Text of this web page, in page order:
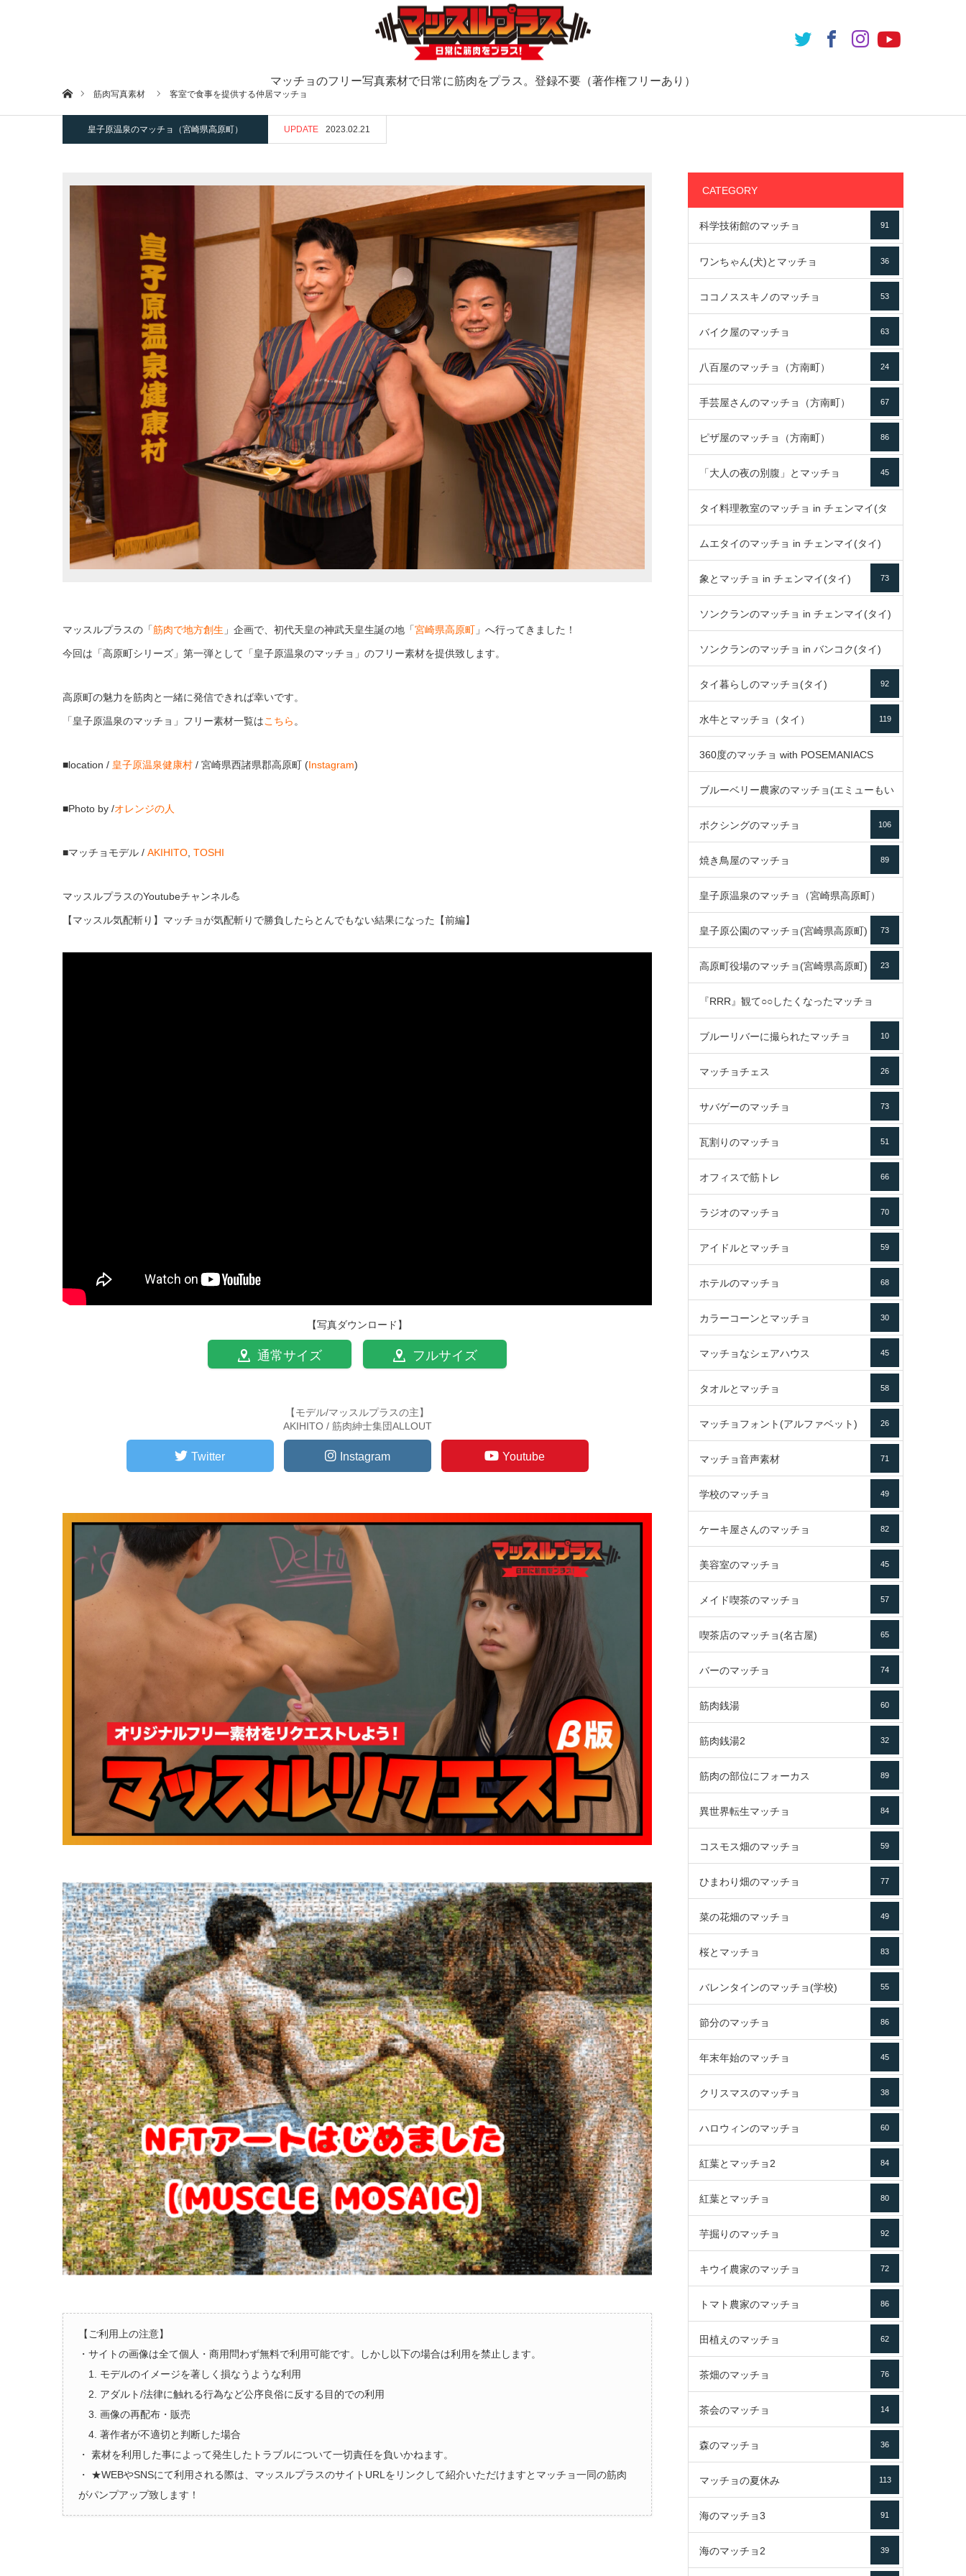
マッチョのフリー写真素材で日常に筋肉をプラス。登録不要（著作権フリーあり）
ホーム筋肉写真素材 客室で食事を提供する仲居マッチョ
皇子原温泉のマッチョ（宮崎県高原町） UPDATE 2023.02.21
マッスルプラスの「筋肉で地方創生 」企画で、初代天皇の神武天皇生誕の地「宮崎県高原町 」へ行ってきました！
今回は「高原町シリーズ」第一弾として「皇子原温泉のマッチョ」のフリー素材を提供致します。
高原町の魅力を筋肉と一緒に発信できれば幸いです。
「皇子原温泉のマッチョ」フリー素材一覧はこちら 。
■location / 皇子原温泉健康村 / 宮崎県西諸県郡高原町 (Instagram)
■Photo by /オレンジの人
■マッチョモデル / AKIHITO TOSHI
マッスルプラスのYoutubeチャンネル💪
【マッスル気配斬り】マッチョが気配斬りで勝負したらとんでもない結果になった【前編】
【写真ダウンロード】
通常サイズ フルサイズ
【モデル/マッスルプラスの主】
AKIHITO / 筋肉紳士集団ALLOUT
Twitter Instagram Youtube
【ご利用上の注意】
・サイトの画像は全て個人・商用問わず無料で利用可能です。しかし以下の場合は利用を禁止します。
1. モデルのイメージを著しく損なうような利用
2. アダルト/法律に触れる行為など公序良俗に反する目的での利用
3. 画像の再配布・販売
4. 著作者が不適切と判断した場合
・ 素材を利用した事によって発生したトラブルについて一切責任を負いかねます。
・ ★WEBやSNSにて利用される際は、マッスルプラスのサイトURLをリンクして紹介いただけますとマッチョ一同の筋肉
がパンプアップ致します！
CATEGORY
科学技術館のマッチョ 91
ワンちゃん(犬)とマッチョ 36
ココノススキノのマッチョ 53
バイク屋のマッチョ 63
八百屋のマッチョ（方南町） 24
手芸屋さんのマッチョ（方南町） 67
ピザ屋のマッチョ（方南町） 86
「大人の夜の別腹」とマッチョ 45
タイ料理教室のマッチョ in チェンマイ(タ
イ)
ムエタイのマッチョ in チェンマイ(タイ)
79
象とマッチョ in チェンマイ(タイ) 73
ソンクランのマッチョ in チェンマイ(タイ)
ソンクランのマッチョ in バンコク(タイ)
85
タイ暮らしのマッチョ(タイ) 92
水牛とマッチョ（タイ） 119
360度のマッチョ with POSEMANIACS
49
ブルーベリー農家のマッチョ(エミューもい
るよ) 72
ボクシングのマッチョ 106
焼き鳥屋のマッチョ 89
皇子原温泉のマッチョ（宮崎県高原町）
133
皇子原公園のマッチョ(宮崎県高原町) 73
高原町役場のマッチョ(宮崎県高原町) 23
『RRR』観て○○したくなったマッチョ
16
ブルーリバーに撮られたマッチョ 10
マッチョチェス 26
サバゲーのマッチョ 73
瓦割りのマッチョ 51
オフィスで筋トレ 66
ラジオのマッチョ 70
アイドルとマッチョ 59
ホテルのマッチョ 68
カラーコーンとマッチョ 30
マッチョなシェアハウス 45
タオルとマッチョ 58
マッチョフォント(アルファベット) 26
マッチョ音声素材 71
学校のマッチョ 49
ケーキ屋さんのマッチョ 82
美容室のマッチョ 45
メイド喫茶のマッチョ 57
喫茶店のマッチョ(名古屋) 65
バーのマッチョ 74
筋肉銭湯 60
筋肉銭湯2 32
筋肉の部位にフォーカス 89
異世界転生マッチョ 84
コスモス畑のマッチョ 59
ひまわり畑のマッチョ 77
菜の花畑のマッチョ 49
桜とマッチョ 83
バレンタインのマッチョ(学校) 55
節分のマッチョ 86
年末年始のマッチョ 45
クリスマスのマッチョ 38
ハロウィンのマッチョ 60
紅葉とマッチョ2 84
紅葉とマッチョ 80
芋掘りのマッチョ 92
キウイ農家のマッチョ 72
トマト農家のマッチョ 86
田植えのマッチョ 62
茶畑のマッチョ 76
茶会のマッチョ 14
森のマッチョ 36
マッチョの夏休み 113
海のマッチョ3 91
海のマッチョ2 39